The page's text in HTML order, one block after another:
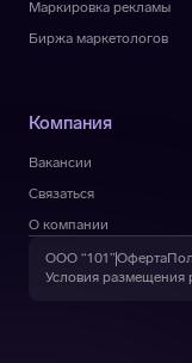
Маркировка рекламы
Биржа маркетологов
Компания
Вакансии
Связаться
О компании
ООО “101”Оферта
Условия размещения